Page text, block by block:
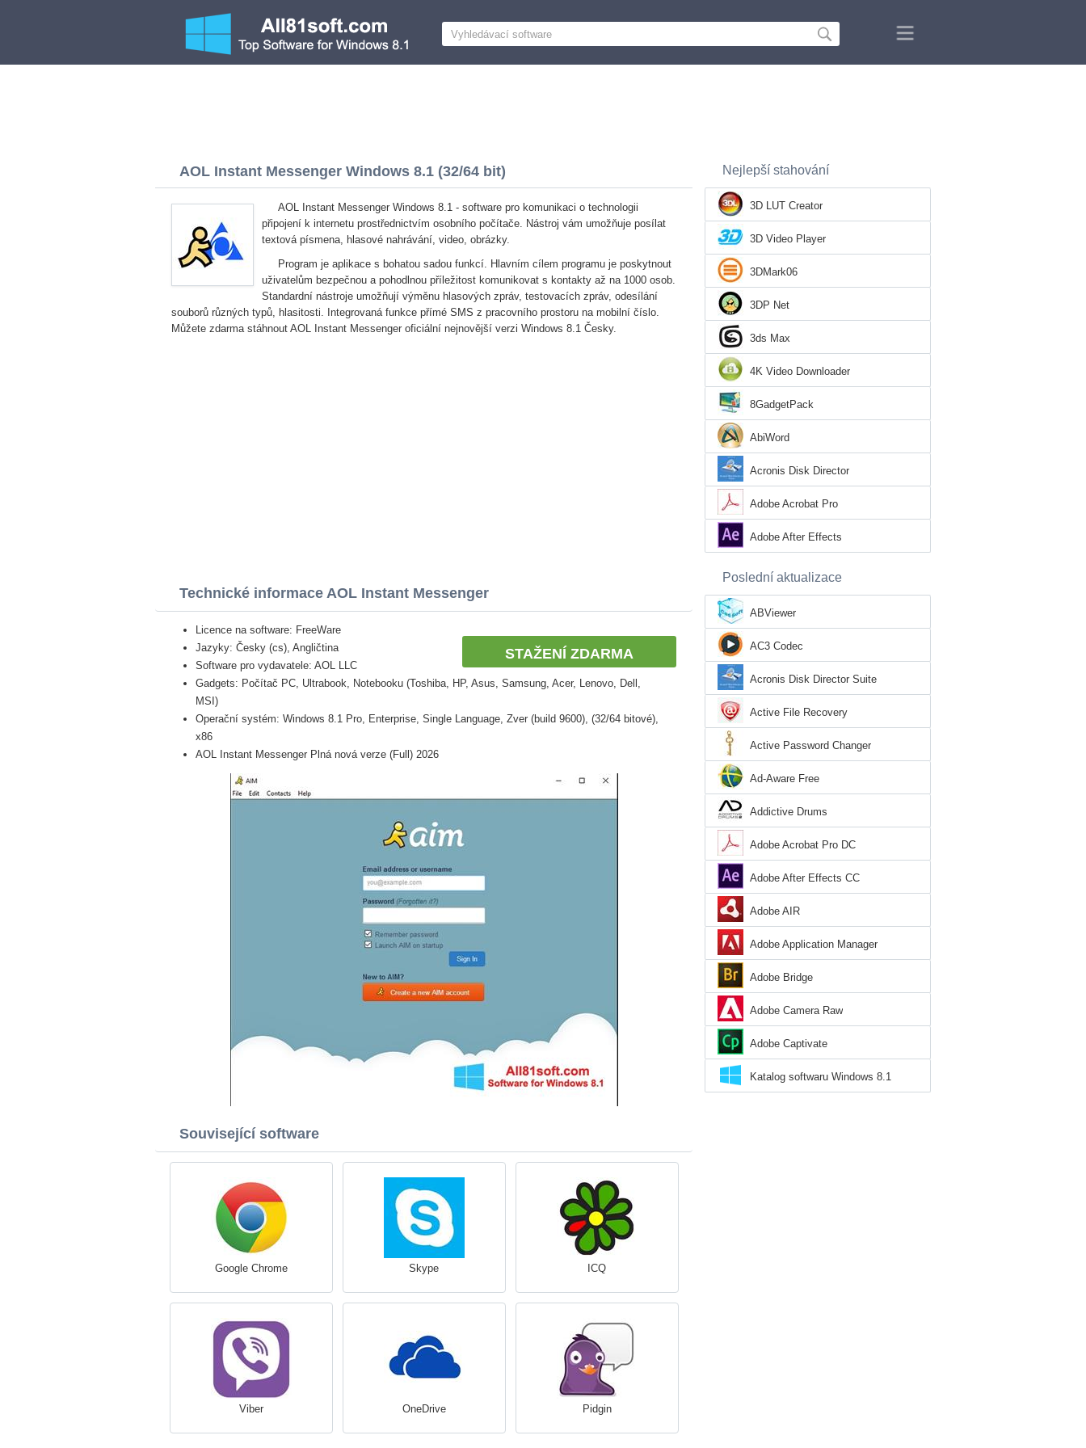
AOL Instant Messenger Windows 8.1 (32/64 bit)
AOL Instant Messenger Windows 8.1 - software pro komunikaci o technologii
připojení k internetu prostřednictvím osobního počítače. Nástroj vám umožňuje posílat
textová písmena, hlasové nahrávání, video, obrázky.
Program je aplikace s bohatou sadou funkcí. Hlavním cílem programu je poskytnout
uživatelům bezpečnou a pohodlnou příležitost komunikovat s kontakty až na 1000 osob.
Standardní nástroje umožňují výměnu hlasových zpráv, testovacích zpráv, odesílání
souborů různých typů, hlasitosti. Integrovaná funkce přímé SMS z pracovního prostoru na mobilní číslo.
Můžete zdarma stáhnout AOL Instant Messenger oficiální nejnovější verzi Windows 8.1 Česky.
Technické informace AOL Instant Messenger
STAŽENÍ ZDARMA
Licence na software: FreeWare
Jazyky: Česky (cs), Angličtina
Software pro vydavatele: AOL LLC
Gadgets: Počítač PC, Ultrabook, Notebooku (Toshiba, HP, Asus, Samsung, Acer, Lenovo, Dell,
MSI)
Operační systém: Windows 8.1 Pro, Enterprise, Single Language, Zver (build 9600), (32/64 bitové),
x86
AOL Instant Messenger Plná nová verze (Full) 2026
Související software
Google Chrome Skype ICQ
Viber OneDrive Pidgin
Nejlepší stahování
3D LUT Creator
3D Video Player
3DMark06
3DP Net
3ds Max
4K Video Downloader
8GadgetPack
AbiWord
Acronis Disk Director
Adobe Acrobat Pro
Adobe After Effects
Poslední aktualizace
ABViewer
AC3 Codec
Acronis Disk Director Suite
Active File Recovery
Active Password Changer
Ad-Aware Free
Addictive Drums
Adobe Acrobat Pro DC
Adobe After Effects CC
Adobe AIR
Adobe Application Manager
Adobe Bridge
Adobe Camera Raw
Adobe Captivate
Katalog softwaru Windows 8.1